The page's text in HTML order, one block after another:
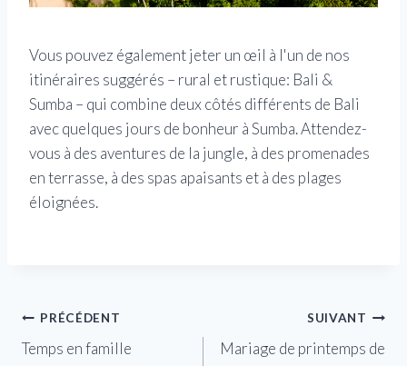
Vous pouvez également jeter un œil à l'un de nos
itinéraires suggérés – rural et rustique: Bali &
Sumba – qui combine deux côtés différents de Bali
avec quelques jours de bonheur à Sumba. Attendez-
vous à des aventures de la jungle, à des promenades
en terrasse, à des spas apaisants et à des plages
éloignées.
Navigation
de
PRÉCÉDENT
Temps en famille
SUIVANT
Mariage de printemps de